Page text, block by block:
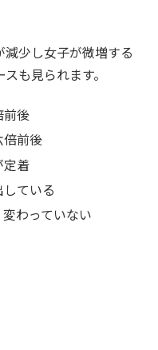
少し女子が微増する
も見られます。
前後
倍前後
定着
ている
わっていない